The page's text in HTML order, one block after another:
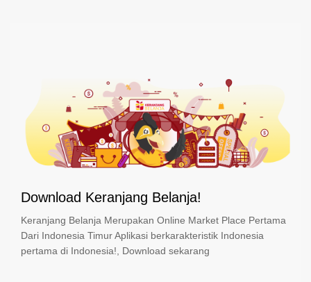
Download Keranjang Belanja!
Keranjang Belanja Merupakan Online Market Place Pertama
Dari Indonesia Timur Aplikasi berkarakteristik Indonesia
pertama di Indonesia!, Download sekarang